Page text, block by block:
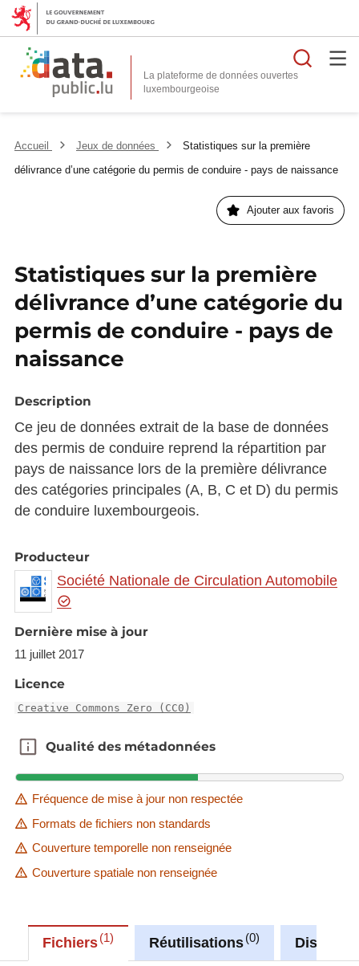
La plateforme de données ouvertes
Accueil Jeux de données
Statistiques sur la première
délivrance d’une catégorie du permis de conduire - pays de naissance
Ajouter aux favoris
Statistiques sur la première
délivrance d’une catégorie du
permis de conduire - pays de
naissance
Description
Ce jeu de données extrait de la base de données
des permis de conduire reprend la répartition par
pays de naissance lors de la première délivrance
des catégories principales (A, B, C et D) du permis
de conduire luxembourgeois.
Producteur
Société Nationale de Circulation Automobile
Dernière mise à jour
11 juillet 2017
Licence
Creative Commons Zero (CC0)
Qualité des métadonnées
Qualité des métadonnées
Fréquence de mise à jour non respectée
Formats de fichiers non standards
Couverture temporelle non renseignée
Couverture spatiale non renseignée
Fichiers 1 Réutilisations 0